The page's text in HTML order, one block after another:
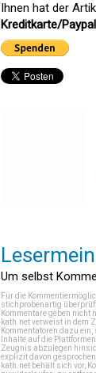
Ihnen hat der
Kreditkarte/
Um selbst
Für die
stichprobenartig
Kommentare geben nicht
kath.net verweist in dem
Kommentatoren dazu
Inhalte auf die
Zeugnis abzulegen
explizit davon
kath.net behält sich vor,